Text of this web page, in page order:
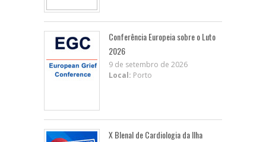
Conferência Europeia sobre o Luto
2026
9 de setembro de 2026
Local: Porto
X BIenal de Cardiologia da Ilha